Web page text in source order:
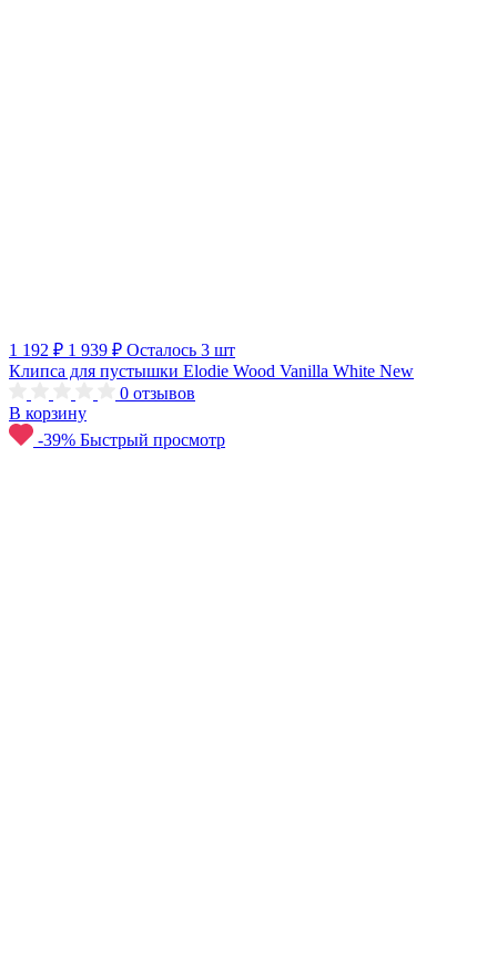
1 192 ₽ 1 939 ₽ Осталось 3 шт
Клипса для пустышки Elodie Wood Vanilla White New
0 отзывов
В корзину
-39% Быстрый просмотр